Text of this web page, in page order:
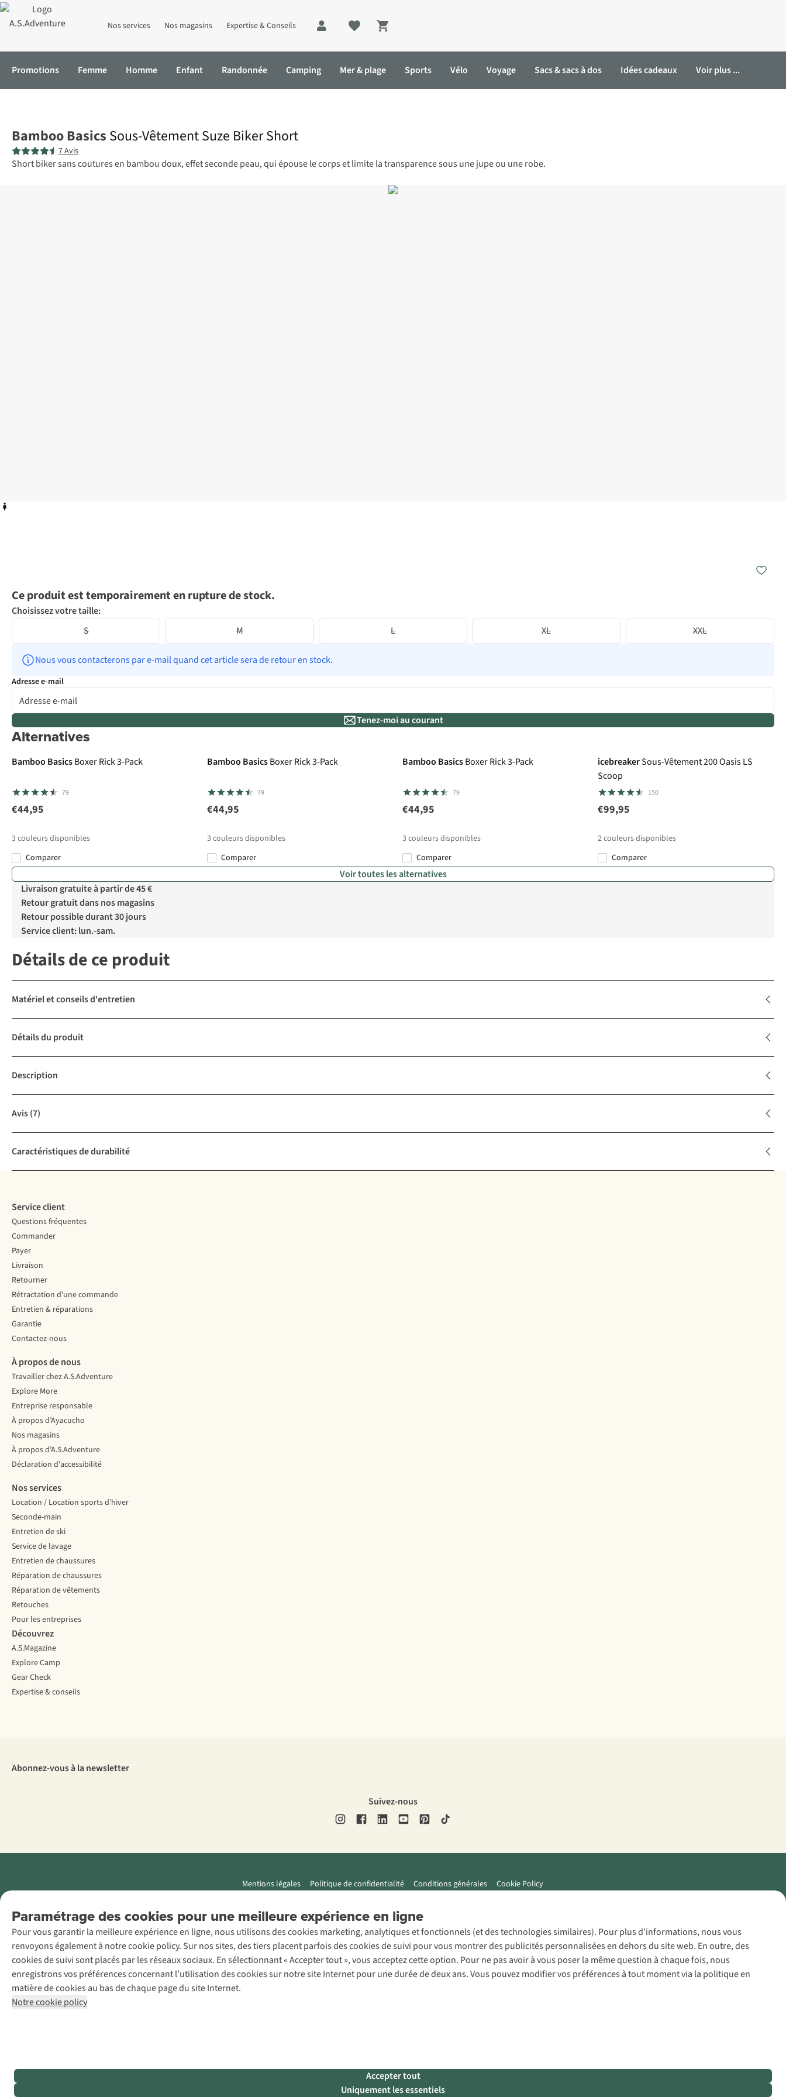
Nos services Nos magasins Expertise & Conseils
Shopping cart
Promotions Femme Homme Enfant Randonnée Camping Mer & plage Sports Vélo Voyage Sacs & sacs à dos Idées cadeaux Voir plus ...
Bamboo Basics Sous-Vêtement Suze Biker Short
7 Avis
Short biker sans coutures en bambou doux, effet seconde peau, qui épouse le corps et limite la transparence sous une jupe ou une robe.
Ce produit est temporairement en rupture de stock.
Choisissez votre taille:
S
M L XL XXL
Nous vous contacterons par e-mail quand cet article sera de retour en stock.
Adresse e-mail
Tenez-moi au courant
Alternatives
Bamboo BasicsBoxer Rick 3-Pack
79
€44,95
3couleurs disponibles
Comparer
Bamboo BasicsBoxer Rick 3-Pack
79
€44,95
3couleurs disponibles
Comparer
Bamboo BasicsBoxer Rick 3-Pack
79
€44,95
3couleurs disponibles
Comparer
icebreakerSous-Vêtement 200 Oasis LS
Scoop
150
€99,95
2couleurs disponibles
Comparer
Voir toutes les alternatives
Livraison gratuite à partir de 45 €
Retour gratuit dans nos magasins
Retour possible durant 30 jours
Service client: lun.-sam.
Détails de ce produit
Matériel et conseils d'entretien
Détails du produit
Description
Avis(7)
Caractéristiques de durabilité
Paramétrage des cookies pour une meilleure expérience en ligne
Pour vous garantir la meilleure expérience en ligne, nous utilisons des cookies marketing, analytiques et fonctionnels (et des technologies similaires). Pour plus d'informations, nous vous
renvoyons également à notre cookie policy. Sur nos sites, des tiers placent parfois des cookies de suivi pour vous montrer des publicités personnalisées en dehors du site web. En outre, des
cookies de suivi sont placés par les réseaux sociaux. En sélectionnant « Accepter tout », vous acceptez cette option. Pour ne pas avoir à vous poser la même question à chaque fois, nous
enregistrons vos préférences concernant l’utilisation des cookies sur notre site Internet pour une durée de deux ans. Vous pouvez modifier vos préférences à tout moment via la politique en
matière de cookies au bas de chaque page du site Internet.
Notre cookie policy
Accepter tout
Uniquement les essentiels
Service client
Questions fréquentes
Commander
Payer
Livraison
Retourner
Rétractation d'une commande
Entretien & réparations
Garantie
Contactez-nous
À propos de nous
Travailler chez A.S.Adventure
Explore More
Entreprise responsable
À propos d’Ayacucho
Nos magasins
À propos d’A.S.Adventure
Déclaration d'accessibilité
Nos services
Location / Location sports d’hiver
Seconde-main
Entretien de ski
Service de lavage
Entretien de chaussures
Réparation de chaussures
Réparation de vêtements
Retouches
Pour les entreprises
Découvrez
A.S.Magazine
Explore Camp
Gear Check
Expertise & conseils
Abonnez-vous à la newsletter
Suivez-nous
Mentions légales Politique de confidentialité Conditions générales Cookie Policy
AS Adventure
Luxemburg SA,
Boulevard F.W.
Raiffeisen 25, L-
2411
Luxembourg
+32 (0)3 828
30 15